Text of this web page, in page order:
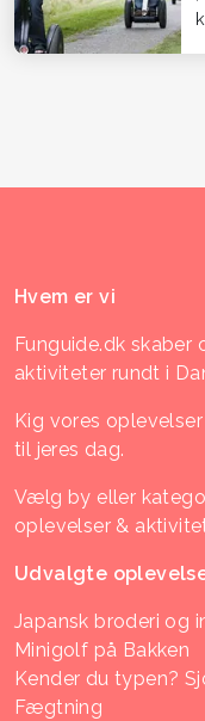
Hvem er vi
Funguide.dk
aktiviteter rundt i
Kig vores
til jeres dag.
Vælg by eller
oplevelser &
Udvalgte
Japansk broderi og
Minigolf på Bakken
Kender du typen?
Fægtning